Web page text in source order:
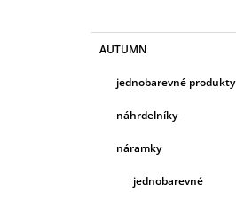
kategorie
K
AAUTUMN
jednobarevné produkty
náhrdelníky
náramky
jednobarevné